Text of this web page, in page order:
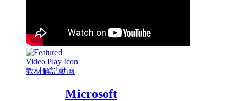
教材解説動画
Microsoft